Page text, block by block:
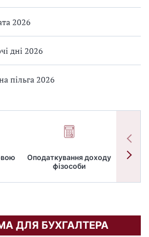
2026
дні 2026
пільга 2026
Оподаткування доходу
фізособи
ДЛЯ БУХГАЛТЕРА